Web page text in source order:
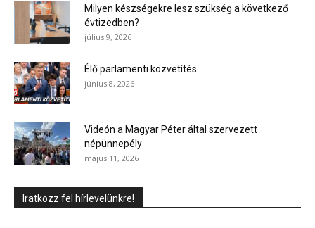
Milyen készségekre lesz szükség a következő
évtizedben?
július 9, 2026
Élő parlamenti közvetítés
június 8, 2026
Videón a Magyar Péter által szervezett
népünnepély
május 11, 2026
Iratkozz fel hírlevelünkre!